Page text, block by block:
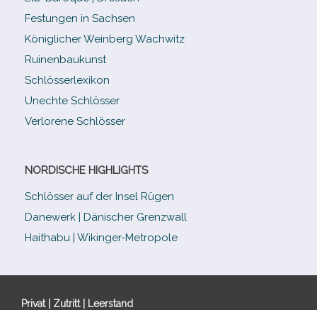
Festungen in Sachsen
Königlicher Weinberg Wachwitz
Ruinenbaukunst
Schlösserlexikon
Unechte Schlösser
Verlorene Schlösser
NORDISCHE HIGHLIGHTS
Schlösser auf der Insel Rügen
Danewerk | Dänischer Grenzwall
Haithabu | Wikinger-Metropole
Privat | Zutritt | Leerstand